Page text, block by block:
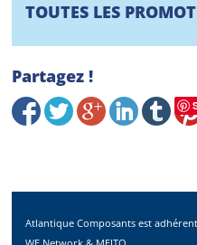
TOUTES LES
Partagez !
Atlantique Composants est